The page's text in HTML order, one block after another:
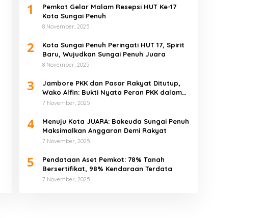
1
Pemkot Gelar Malam Resepsi HUT Ke-17
Kota Sungai Penuh
8 November, 2025
2
Kota Sungai Penuh Peringati HUT 17, Spirit
Baru, Wujudkan Sungai Penuh Juara
8 November, 2025
3
Jambore PKK dan Pasar Rakyat Ditutup,
Wako Alfin: Bukti Nyata Peran PKK dalam
Mengerak Perekonomian Masyarakat
7 November, 2025
4
Menuju Kota JUARA: Bakeuda Sungai Penuh
Maksimalkan Anggaran Demi Rakyat
7 November, 2025
5
Pendataan Aset Pemkot: 78% Tanah
Bersertifikat, 98% Kendaraan Terdata
7 November, 2025